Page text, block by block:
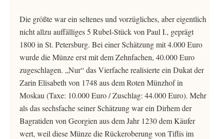
Die größte war ein seltenes und vorzügliches, aber eigentlich
nicht allzu auffälliges 5 Rubel-Stück von Paul I., geprägt
1800 in St. Petersburg. Bei einer Schätzung mit 4.000 Euro
wurde die Münze erst mit dem Zehnfachen, 40.000 Euro
zugeschlagen. „Nur“ das Vierfache realisierte ein Dukat der
Zarin Elisabeth von 1748 aus dem Roten Münzhof in
Moskau (Taxe: 10.000 Euro / Zuschlag: 44.000 Euro). Mehr
als das sechsfache seiner Schätzung war ein Dirhem der
Bagratiden von Georgien aus dem Jahr 1230 dem Käufer
wert, weil diese Münze die Rückeroberung von Tiflis im